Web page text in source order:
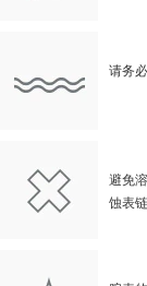
请务
避免
蚀表